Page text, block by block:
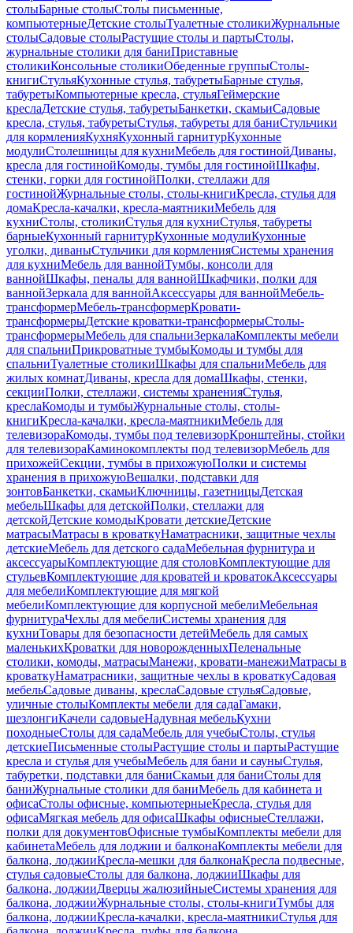
столыБарные столыСтолы письменные,
компьютерныеДетские столыТуалетные столикиЖурнальные
столыСадовые столыРастущие столы и партыСтолы,
журнальные столики для баниПриставные
столикиКонсольные столикиОбеденные группыСтолы-
книгиСтульяКухонные стулья, табуретыБарные стулья,
табуретыКомпьютерные кресла, стульяГеймерские
креслаДетские стулья, табуретыБанкетки, скамьиСадовые
кресла, стулья, табуретыСтулья, табуреты для баниСтульчики
для кормленияКухняКухонный гарнитурКухонные
модулиСтолешницы для кухниМебель для гостинойДиваны,
кресла для гостинойКомоды, тумбы для гостинойШкафы,
стенки, горки для гостинойПолки, стеллажи для
гостинойЖурнальные столы, столы-книгиКресла, стулья для
домаКресла-качалки, кресла-маятникиМебель для
кухниСтолы, столикиСтулья для кухниСтулья, табуреты
барныеКухонный гарнитурКухонные модулиКухонные
уголки, диваныСтульчики для кормленияСистемы хранения
для кухниМебель для ваннойТумбы, консоли для
ваннойШкафы, пеналы для ваннойШкафчики, полки для
ваннойЗеркала для ваннойАксессуары для ваннойМебель-
трансформерМебель-трансформерКровати-
трансформерыДетские кроватки-трансформерыСтолы-
трансформерыМебель для спальниЗеркалаКомплекты мебели
для спальниПрикроватные тумбыКомоды и тумбы для
спальниТуалетные столикиШкафы для спальниМебель для
жилых комнатДиваны, кресла для домаШкафы, стенки,
секцииПолки, стеллажи, системы храненияСтулья,
креслаКомоды и тумбыЖурнальные столы, столы-
книгиКресла-качалки, кресла-маятникиМебель для
телевизораКомоды, тумбы под телевизорКронштейны, стойки
для телевизораКаминокомплекты под телевизорМебель для
прихожейСекции, тумбы в прихожуюПолки и системы
хранения в прихожуюВешалки, подставки для
зонтовБанкетки, скамьиКлючницы, газетницыДетская
мебельШкафы для детскойПолки, стеллажи для
детскойДетские комодыКровати детскиеДетские
матрасыМатрасы в кроваткуНаматрасники, защитные чехлы
детскиеМебель для детского садаМебельная фурнитура и
аксессуарыКомплектующие для столовКомплектующие для
стульевКомплектующие для кроватей и кроватокАксессуары
для мебелиКомплектующие для мягкой
мебелиКомплектующие для корпусной мебелиМебельная
фурнитураЧехлы для мебелиСистемы хранения для
кухниТовары для безопасности детейМебель для самых
маленькихКроватки для новорожденныхПеленальные
столики, комоды, матрасыМанежи, кровати-манежиМатрасы в
кроваткуНаматрасники, защитные чехлы в кроваткуСадовая
мебельСадовые диваны, креслаСадовые стульяСадовые,
уличные столыКомплекты мебели для садаГамаки,
шезлонгиКачели садовыеНадувная мебельКухни
походныеСтолы для садаМебель для учебыСтолы, стулья
детскиеПисьменные столыРастущие столы и партыРастущие
кресла и стулья для учебыМебель для бани и сауныСтулья,
табуретки, подставки для баниСкамьи для баниСтолы для
баниЖурнальные столики для баниМебель для кабинета и
офисаСтолы офисные, компьютерныеКресла, стулья для
офисаМягкая мебель для офисаШкафы офисныеСтеллажи,
полки для документовОфисные тумбыКомплекты мебели для
кабинетаМебель для лоджии и балконаКомплекты мебели для
балкона, лоджииКресла-мешки для балконаКресла подвесные,
стулья садовыеСтолы для балкона, лоджииШкафы для
балкона, лоджииДверцы жалюзийныеСистемы хранения для
балкона, лоджииЖурнальные столы, столы-книгиТумбы для
балкона, лоджииКресла-качалки, кресла-маятникиСтулья для